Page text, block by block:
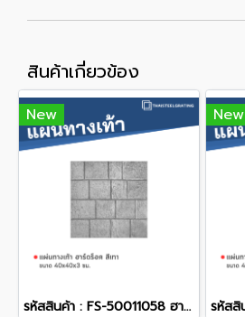
สินค้าเกี่ยวข้อง
New
รหัสสินค้า : FS-50011058 ฮาร์ดร็อค สีเทา 40 x 40 x 3 ซม.
New